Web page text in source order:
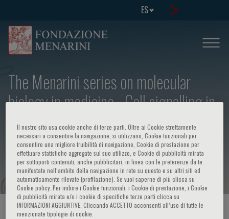
ES
The Menarini series on molecular
biology in medicine - Cell signalling in
the immune system: receptors,
coreceptors and cytokines (from basic
to clinic)
HOME PAGE / CURSOS Y EVENTOS
Il nostro sito usa cookie anche di terze parti. Oltre ai Cookie strettamente
necessari a consentire la navigazione, si utilizzano, Cookie funzionali per
consentire una migliore fruibilità di navigazione, Cookie di prestazione per
effettuare statistiche aggregate sul suo utilizzo, e Cookie di pubblicità mirata
per sottoporti contenuti, anche pubblicitari, in linea con le preferenze da te
manifestate nell‘ambito della navigazione in rete su questo e su altri siti ed
automaticamente rilevate (profilazione). Se vuoi saperne di più clicca su
Cookie policy. Per inibire i Cookie funzionali, i Cookie di prestazione, i Cookie
di pubblicità mirata e/o i cookie di specifiche terze parti clicca su
INFORMAZIONI AGGIUNTIVE. Cliccando ACCETTO acconsenti all’uso di tutte le
menzionate tipologie di cookie.